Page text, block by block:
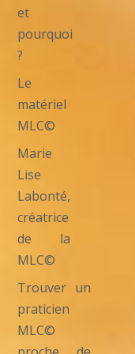
et
pourquoi
?
Le
matériel
MLC©
Marie
Lise
Labonté,
créatrice
de la
MLC©
Trouver un
praticien
MLC©